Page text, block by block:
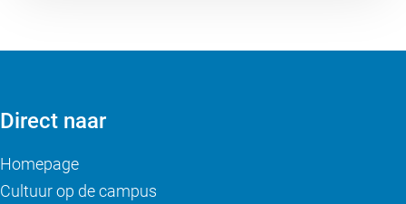
Direct naar
Homepage
Cultuur op de campus